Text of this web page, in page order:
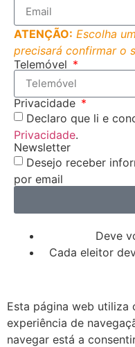
ATENÇÃO: Escolha
precisará confirmar o
Telemóvel
Privacidade
Declaro que li e
Privacidade.
Newsletter
Desejo receber
por email
Deve
Cada eleitor
Esta página web utiliza
experiência de
navegar está a